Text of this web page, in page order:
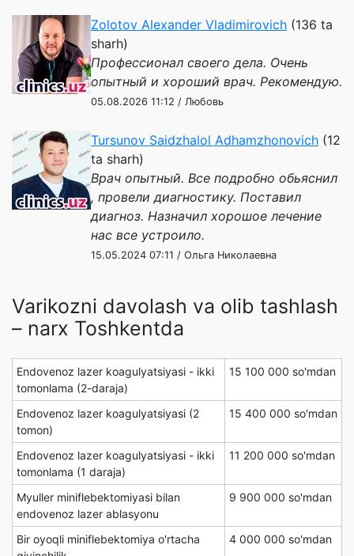
Zolotov Alexander Vladimirovich (136 ta
sharh)
Профессионал своего дела. Очень
опытный и хороший врач. Рекомендую.
05.08.2026 11:12 / Любовь
Tursunov Saidzhalol Adhamzhonovich (12
ta sharh)
Врач опытный. Все подробно обьяснил
, провели диагностику. Поставил
диагноз. Назначил хорошое лечение
нас все устроило.
15.05.2024 07:11 / Ольга Николаевна
Varikozni davolash va olib tashlash
– narx Toshkentda
Endovenoz lazer koagulyatsiyasi - ikki
tomonlama (2-daraja)
15 100 000 so'mdan
Endovenoz lazer koagulyatsiyasi (2
tomon)
15 400 000 so'mdan
Endovenoz lazer koagulyatsiyasi - ikki
tomonlama (1 daraja)
11 200 000 so'mdan
Myuller miniflebektomiyasi bilan
endovenoz lazer ablasyonu
9 900 000 so'mdan
Bir oyoqli miniflebektomiya o'rtacha
4 000 000 so'mdan